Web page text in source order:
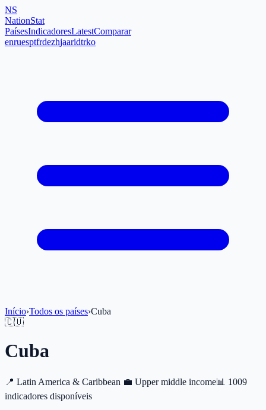
NS
NationStat
PaísesIndicadoresLatestComparar
enruesptfrdezhjaaridtrko
Início›Todos os países›Cuba
🇨🇺
Cuba
📍 Latin America & Caribbean 💼 Upper middle income 📊 1009
indicadores disponíveis